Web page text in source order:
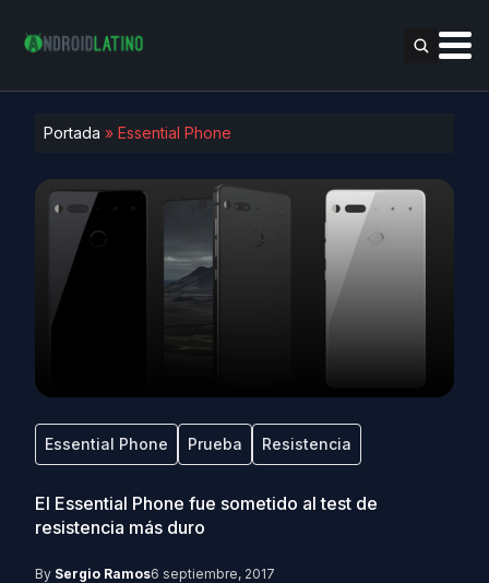
Portada » Essential Phone
Essential Phone Prueba Resistencia
El Essential Phone fue sometido al test de
resistencia más duro
By Sergio Ramos6 septiembre, 2017